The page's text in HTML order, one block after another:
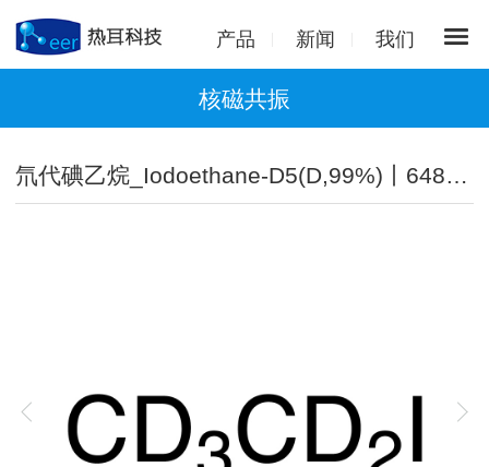
产品 新闻 我们
核磁共振
氘代碘乙烷_Iodoethane-D5(D,99%)丨6485-58-1